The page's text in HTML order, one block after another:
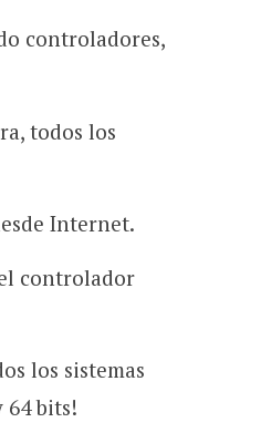
controladores,
todos los
Internet.
controlador
los sistemas
64 bits!